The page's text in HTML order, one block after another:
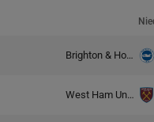
Brighton & Hove Albion
West Ham United